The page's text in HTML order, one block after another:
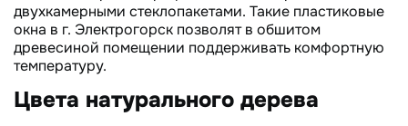
двухкамерными стеклопакетами. Такие пластиковые
окна в г. Электрогорск позволят в обшитом
древесиной помещении поддерживать комфортную
температуру.
Цвета натурального дерева